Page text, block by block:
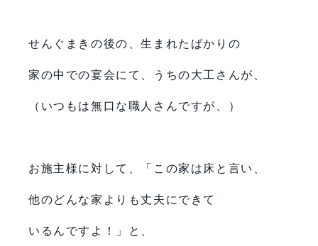
せんぐまきの後の、生まれたばかりの
家の中での宴会にて、うちの大工さんが、
（いつもは無口な職人さんですが、）
お施主様に対して、「この家は床と言い、
他のどんな家よりも丈夫にできて
いるんですよ！」と、